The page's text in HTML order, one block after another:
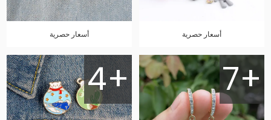
أسعار حصرية أسعار حصرية
7+
4+